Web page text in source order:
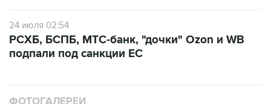
24 июля 02:54
РСХБ, БСПБ, МТС-банк, "дочки" Ozon и WB
подпали под санкции ЕС
ФОТОГАЛЕРЕИ